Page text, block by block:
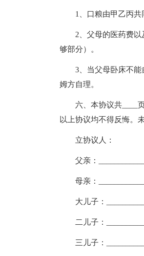
1、口粮由甲乙丙共
2、父母的医药费
够部分）。
3、当父母卧床不
姆方自理。
六、本协议共____
以上协议均不得反悔。
立协议人：
父亲：____________
母亲：____________
大儿子：
二儿子：
三儿子：